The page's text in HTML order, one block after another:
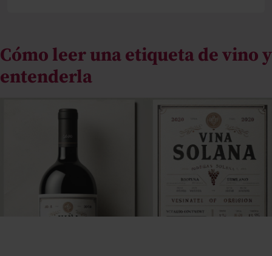
Cómo leer una etiqueta de vino y
entenderla
COCTELERÍA
EXPERT